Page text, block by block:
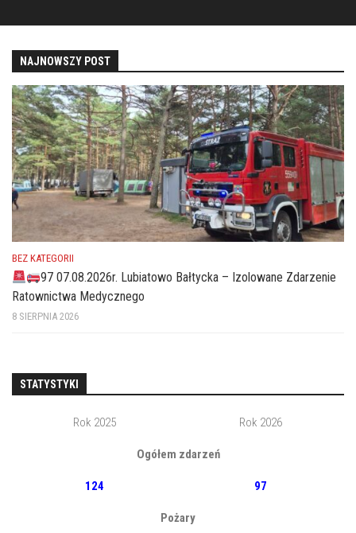
NAJNOWSZY POST
BEZ KATEGORII
97 07.08.2026r. Lubiatowo Bałtycka – Izolowane Zdarzenie
Ratownictwa Medycznego
8 SIERPNIA 2026
STATYSTYKI
Rok 2025 Rok 2026
Ogółem zdarzeń
124 97
Pożary